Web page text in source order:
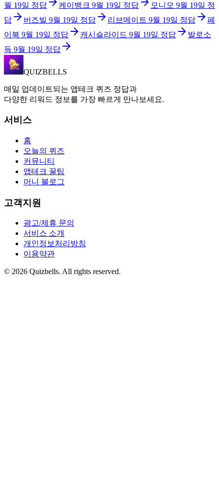
월 19일 정답 케이뱅크 9월 19일 정답 모니모 9월 19일 정
답
버즈빌 9월 19일 정답 리브메이트 9월 19일 정답
페
이북 9월 19일 정답 캐시슬라이드 9월 19일 정답
발로소
득 9월 19일 정답
QUIZBELLS
매일 업데이트되는 앱테크 퀴즈 정답과
다양한 리워드 정보를 가장 빠르게 만나보세요.
서비스
홈
오늘의 퀴즈
커뮤니티
앱테크 꿀팁
머니 블로그
고객지원
광고/제휴 문의
서비스 소개
개인정보처리방침
이용약관
© 2026 Quizbells. All rights reserved.